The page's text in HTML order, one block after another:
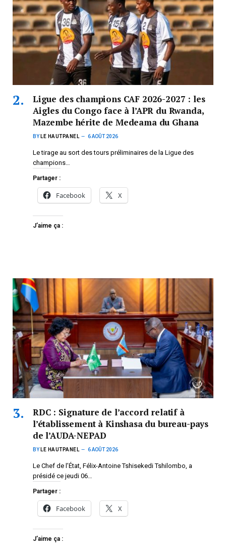
Ligue des champions CAF 2026-2027 : les
Aigles du Congo face à l’APR du Rwanda,
Mazembe hérite de Medeama du Ghana
BY LE HAUTPANEL 6 AOÛT 2026
Le tirage au sort des tours préliminaires de la Ligue des
champions…
Partager :
Facebook X
J’aime ça :
RDC : Signature de l’accord relatif à
l’établissement à Kinshasa du bureau-pays
de l’AUDA-NEPAD
BY LE HAUTPANEL 6 AOÛT 2026
Le Chef de l’État, Félix-Antoine Tshisekedi Tshilombo, a
présidé ce jeudi 06…
Partager :
Facebook X
J’aime ça :